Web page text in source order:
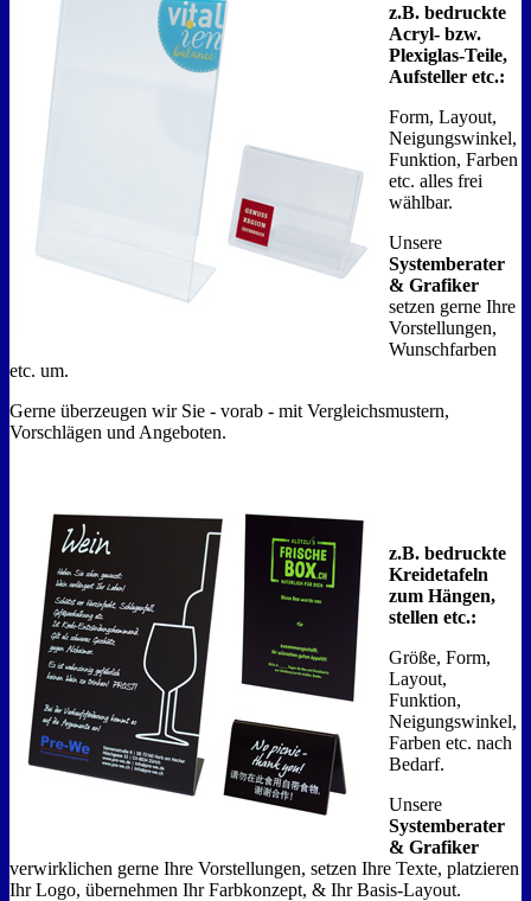
z.B. bedruckte
Acryl- bzw.
Plexiglas-Teile,
Aufsteller etc.:
Form, Layout,
Neigungswinkel,
Funktion, Farben
etc. alles frei
wählbar.
Unsere
Systemberater
& Grafiker
setzen gerne Ihre
Vorstellungen,
Wunschfarben
etc. um.
Gerne überzeugen wir Sie - vorab - mit Vergleichsmustern,
Vorschlägen und Angeboten.
z.B. bedruckte
Kreidetafeln
zum Hängen,
stellen etc.:
Größe, Form,
Layout,
Funktion,
Neigungswinkel,
Farben etc. nach
Bedarf.
Unsere
Systemberater
& Grafiker
verwirklichen gerne Ihre Vorstellungen, setzen Ihre Texte, platzieren
Ihr Logo, übernehmen Ihr Farbkonzept, & Ihr Basis-Layout.